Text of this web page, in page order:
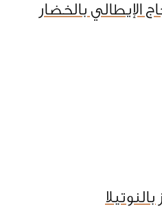
الإيطالي بالخضار